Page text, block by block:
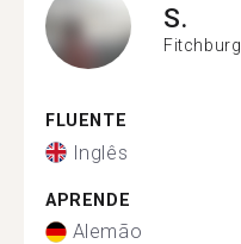
S.
Fitchburg
FLUENTE
Inglês
APRENDE
Alemão